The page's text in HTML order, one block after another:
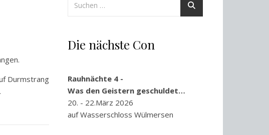
Durmstrang
Die nächste Con
Rauhnächte 4 -
Was den Geistern geschuldet…
20. - 22.März 2026
auf Wasserschloss Wülmersen